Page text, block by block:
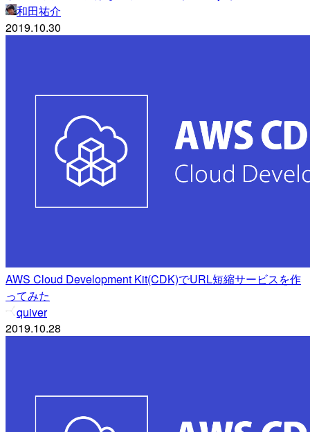
和田祐介
2019.10.30
AWS Cloud Development Kit(CDK)でURL短縮サービスを作
ってみた
quiver
2019.10.28